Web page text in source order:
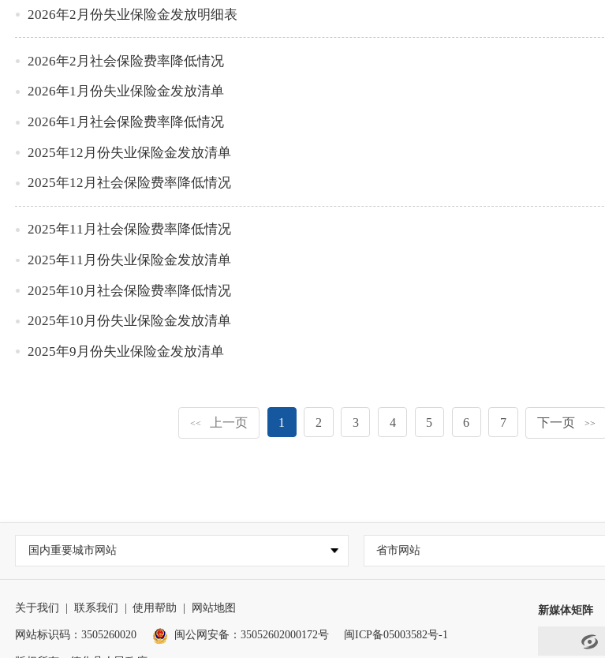
2026年2月份失业保险金发放明细表
2026年2月社会保险费率降低情况
2026年1月份失业保险金发放清单
2026年1月社会保险费率降低情况
2025年12月份失业保险金发放清单
2025年12月社会保险费率降低情况
2025年11月社会保险费率降低情况
2025年11月份失业保险金发放清单
2025年10月社会保险费率降低情况
2025年10月份失业保险金发放清单
2025年9月份失业保险金发放清单
<< 上一页 1 2 3 4 5 6 7 下一页 >>
国内重要城市网站 省市网站
关于我们 联系我们 使用帮助 网站地图
网站标识码：3505260020 闽公网安备：35052602000172号 闽ICP备05003582号-1
新媒体矩阵